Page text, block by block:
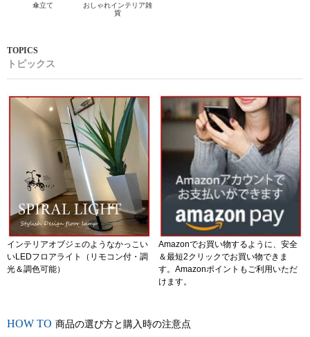
傘立て
おしゃれインテリア雑
貨
トピックス
インテリアオブジェのようなかっこい
いLEDフロアライト（リモコン付・調
光＆調色可能）
Amazonでお買い物するように、安全
＆最短2クリックでお買い物できま
す。Amazonポイントもご利用いただ
けます。
商品の選び方と購入時の注意点